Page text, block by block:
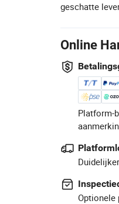
geschatte
Online
Platform-